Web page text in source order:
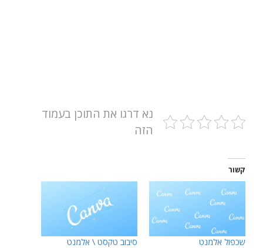
נא דרגו את התוכן בעמוד
הזה
קשור
שכפול אלמנט
סיבוב טקסט \ אלמנט